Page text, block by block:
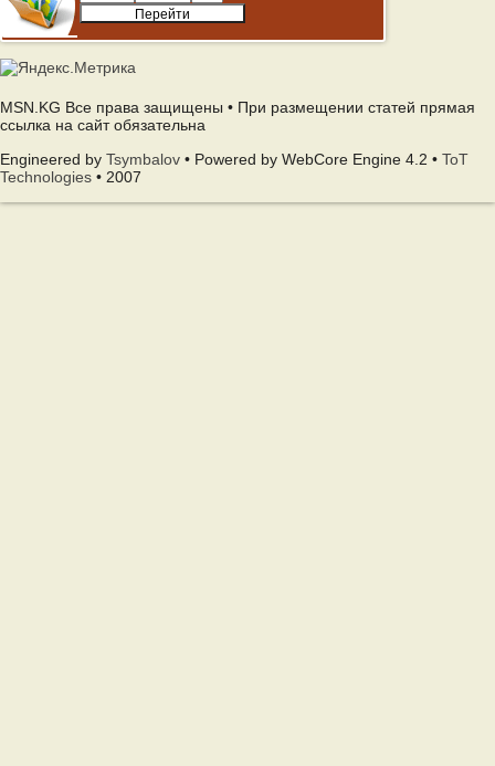
MSN.KG Все права защищены • При размещении статей прямая
ссылка на сайт обязательна
Engineered by Tsymbalov • Powered by WebCore Engine 4.2 • ToT
Technologies • 2007